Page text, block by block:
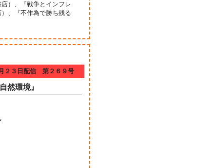
）、『戦争とインフレ
、『不作為で勝ち残る
２３日配信 第２６９号
然環境』